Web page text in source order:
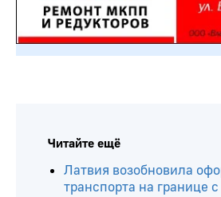
Читайте ещё
Латвия возобновила
транспорта на границе